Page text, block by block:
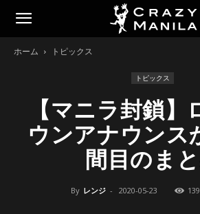
ホーム トピックス
トピックス
【マニラ封鎖】
ウンアナウンス
間目のま
By レンジ - 2020-05-23